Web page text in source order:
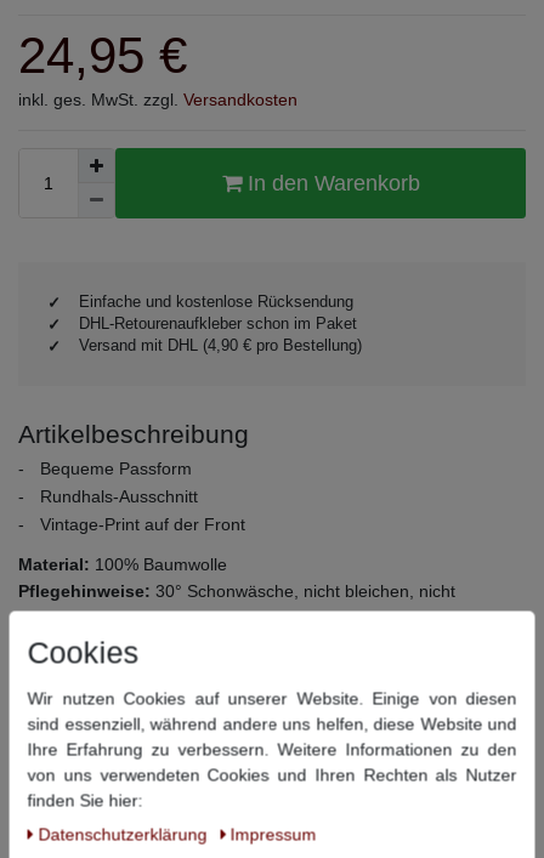
24,95 €
inkl. ges. MwSt. zzgl. Versandkosten
In den Warenkorb
Einfache und kostenlose Rücksendung
DHL-Retourenaufkleber schon im Paket
Versand mit DHL (4,90 € pro Bestellung)
Artikelbeschreibung
Bequeme Passform
Rundhals-Ausschnitt
Vintage-Print auf der Front
Material: 100% Baumwolle
Pflegehinweise: 30° Schonwäsche, nicht bleichen, nicht
Trommeltrocknen, Bügeln bei mittlerer Temperatur, kann
chemisch gereinigt werrdn
Dieser Artikel hat folgende Maße:
Größe Bauchumfang Rückenlänge
3XL
4XL 144 cm
Cookies
Wir nutzen Cookies auf unserer Website. Einige von diesen
sind essenziell, während andere uns helfen, diese Website und
Ihre Erfahrung zu verbessern. Weitere Informationen zu den
von uns verwendeten Cookies und Ihren Rechten als Nutzer
finden Sie hier:
Daten­schutz­erklärung
Impressum